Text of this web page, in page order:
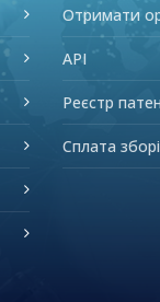
Отримати
API
Реєстр
Сплата